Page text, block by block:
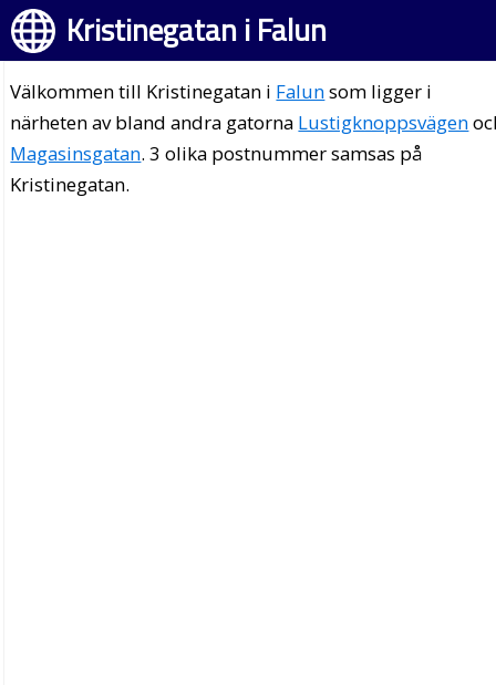
Kristinegatan i Falun
Välkommen till Kristinegatan i Falunsom ligger i
närheten av bland andra gatorna Lustigknoppsvägen
Magasinsgatan. 3 olika postnummer samsas på
Kristinegatan.